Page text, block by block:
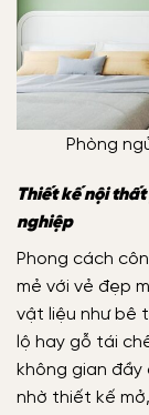
Phòng
Thiết kế nội
nghiệp
Phong cách
mẻ với vẻ đẹp
vật liệu như bê
lộ hay gỗ tái
không gian đầy
nhờ thiết kế